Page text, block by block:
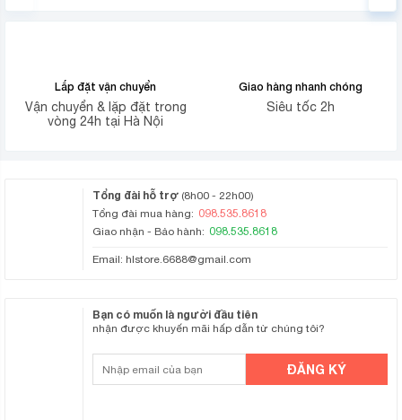
Lắp đặt vận chuyển
Vận chuyển & lặp đặt trong
vòng 24h tại Hà Nội
Giao hàng nhanh chóng
Siêu tốc 2h
Tổng đài hỗ trợ (8h00 - 22h00)
Tổng đài mua hàng: 098.535.8618
Giao nhận - Bảo hành: 098.535.8618
Email: hlstore.6688@gmail.com
Bạn có muốn là người đầu tiên
nhận được khuyến mãi hấp dẫn từ chúng tôi?